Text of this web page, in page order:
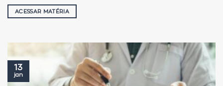
ACESSAR MATÉRIA
13
jan